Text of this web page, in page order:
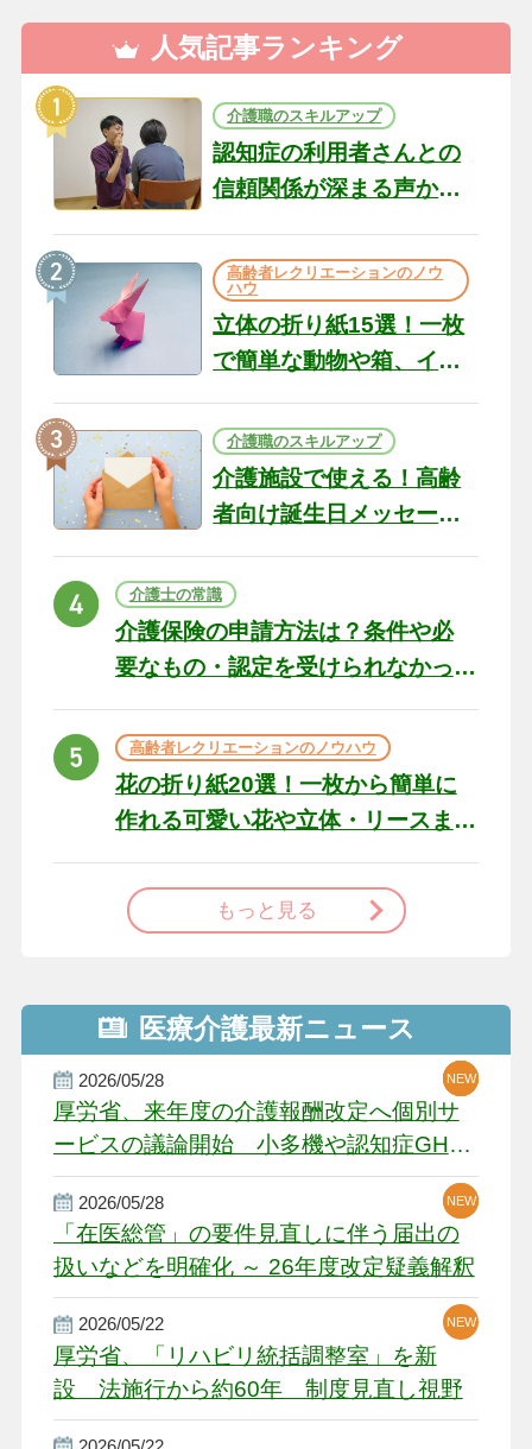
人気記事ランキング
介護職のスキルアップ
認知症の利用者さんとの
信頼関係が深まる声かけ
の現場から（22）
高齢者レクリエーションのノウ
ハウ
立体の折り紙15選！一枚
で簡単な動物や箱、イン
介護職のスキルアップ
介護施設で使える！高齢
者向け誕生日メッセージ
ト
介護士の常識
介護保険の申請方法は？条件や必
要なもの・認定を受けられなかっ
高齢者レクリエーションのノウハウ
花の折り紙20選！一枚から簡単に
作れる可愛い花や立体・リースま
もっと見る
医療介護最新ニュース
2026/05/28
厚労省、来年度の介護報酬改定へ個別サ
ービスの議論開始 小多機や認知症GH、
厳しい経営環境に危機感
NEW
NEW
NEW
2026/05/28
「在医総管」の要件見直しに伴う届出の
扱いなどを明確化 ～ 26年度改定疑義解釈
NEW
NEW
2026/05/22
厚労省、「リハビリ統括調整室」を新
設 法施行から約60年 制度見直し視野
NEW